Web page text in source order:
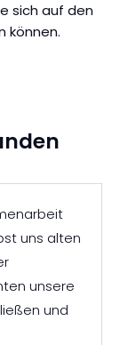
sich auf den
können.
uns alten
unsere
und